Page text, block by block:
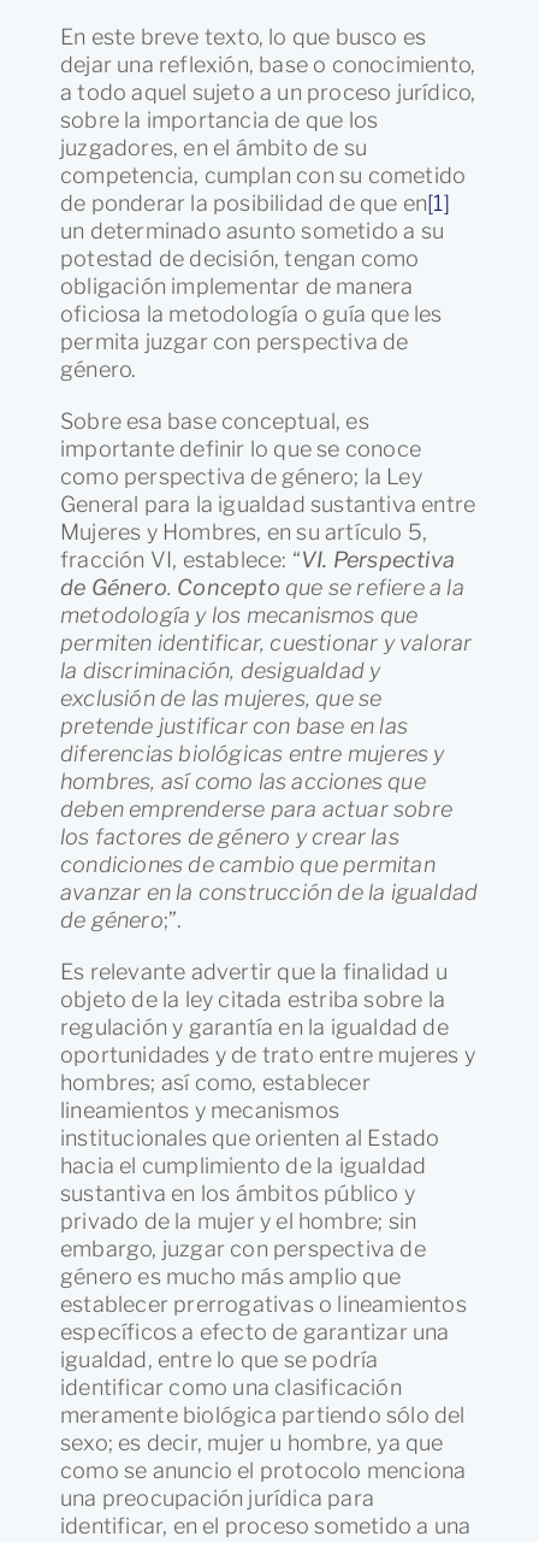
En este breve texto, lo que busco es
dejar una reflexión, base o conocimiento,
a todo aquel sujeto a un proceso jurídico,
sobre la importancia de que los
juzgadores, en el ámbito de su
competencia, cumplan con su cometido
de ponderar la posibilidad de que en[1]
un determinado asunto sometido a su
potestad de decisión, tengan como
obligación implementar de manera
oficiosa la metodología o guía que les
permita juzgar con perspectiva de
género.
Sobre esa base conceptual, es
importante definir lo que se conoce
como perspectiva de género; la Ley
General para la igualdad sustantiva entre
Mujeres y Hombres, en su artículo 5,
fracción VI, establece: “VI. Perspectiva
de Género. Concepto que se refiere a la
metodología y los mecanismos que
permiten identificar, cuestionar y valorar
la discriminación, desigualdad y
exclusión de las mujeres, que se
pretende justificar con base en las
diferencias biológicas entre mujeres y
hombres, así como las acciones que
deben emprenderse para actuar sobre
los factores de género y crear las
condiciones de cambio que permitan
avanzar en la construcción de la igualdad
de género;”.
Es relevante advertir que la finalidad u
objeto de la ley citada estriba sobre la
regulación y garantía en la igualdad de
oportunidades y de trato entre mujeres y
hombres; así como, establecer
lineamientos y mecanismos
institucionales que orienten al Estado
hacia el cumplimiento de la igualdad
sustantiva en los ámbitos público y
privado de la mujer y el hombre; sin
embargo, juzgar con perspectiva de
género es mucho más amplio que
establecer prerrogativas o lineamientos
específicos a efecto de garantizar una
igualdad, entre lo que se podría
identificar como una clasificación
meramente biológica partiendo sólo del
sexo; es decir, mujer u hombre, ya que
como se anuncio el protocolo menciona
una preocupación jurídica para
identificar, en el proceso sometido a una